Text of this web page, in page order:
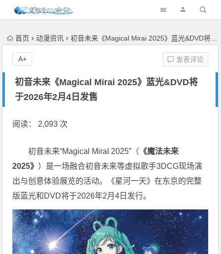
首页 动漫资讯 初音未来《Magical Mirai 2025》蓝光&DVD将于2026年2月4日发售
初音未来《Magical Mirai 2025》蓝光&DVD将
于2026年2月4日发售
发表评论
A+
阅读： 2,093 次
初音未来“Magical MiraI 2025”（ 《魔法未来
2025》 ）是一场融合初音未来等虚拟歌手3DCG现场演
出与创意体验展览的活动。《星河一天》在东京的完整
版蓝光和DVD将于2026年2月4日发行。